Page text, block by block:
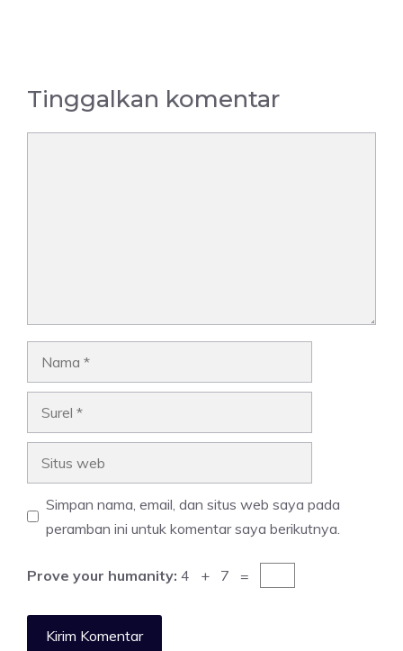
Tinggalkan komentar
Simpan nama, email, dan situs web saya pada
peramban ini untuk komentar saya berikutnya.
Prove your humanity: 4 + 7 =